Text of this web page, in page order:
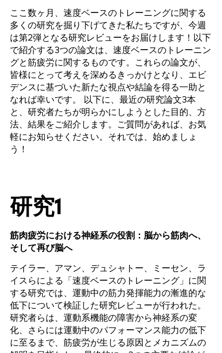
ここ数ヶ月、速度ベースのトレーニングに関する
多くの研究を掘り下げてきた私たちですが、今週
は第2弾となる研究レビューをお届けします！以下
で紹介する3つの論文は、速度ベースのトレーニン
グと筋疲労に関するものです。これらの論文が、
皆様にとって考えを深めるきっかけとなり、エビ
デンスに基づいた新たな視点や結論を得る一助と
なれば幸いです。 以下に、最近の研究論文3本
と、研究者たちが明らかにしようとした目的、方
法、結果をご紹介します。ご質問があれば、お気
軽にお知らせください。それでは、始めましょ
う！
研究1
筋肉疲労における神経系の役割：脳から筋肉へ、
そして再び脳へ
テイラー、アマン、デュシャトー、ミーセン、ラ
イスらによる「速度ベースのトレーニング」に関
する研究では、運動中の筋力発揮能力の漸進的な
低下について検証した研究レビューが行われた。
研究者らは、運動系機能の障害から神経系の変
化、さらには運動中のパフォーマンス能力の低下
に至るまで、筋疲労が生じる原因とメカニズムの